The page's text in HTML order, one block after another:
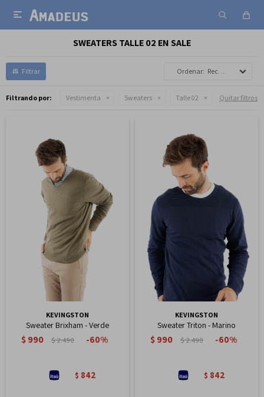

SWEATERS TALLE 02 EN SALE
Recomendados
Filtrando por: Vestimenta Sweaters Talle 02 Quitar filtros
KEVINGSTON
Sweater Brixham - Verde
$990 $2.490 60
$ 842
KEVINGSTON
Sweater Triton - Marino
$990 $2.490 60
$ 842